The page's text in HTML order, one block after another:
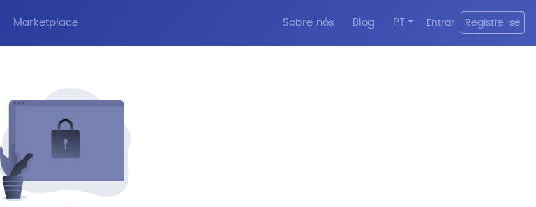
Marketplace Sobre nós Blog PT Entrar Registre-se